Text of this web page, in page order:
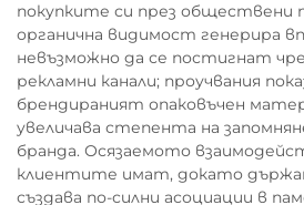
покупките си през обществени
органична видимост генерира
невъзможно да се постигнат
рекламни канали; проучвания
брендираният опаковъчен
увеличава степента на
бранда. Осязаемото
клиентите имат, докато
създава по-силни асоциации в